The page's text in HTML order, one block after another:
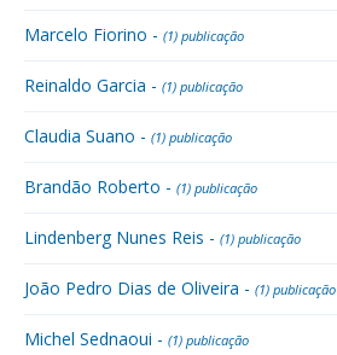
Marcelo Fiorino - (1) publicação
Reinaldo Garcia - (1) publicação
Claudia Suano - (1) publicação
Brandão Roberto - (1) publicação
Lindenberg Nunes Reis - (1) publicação
João Pedro Dias de Oliveira - (1) publicação
Michel Sednaoui - (1) publicação